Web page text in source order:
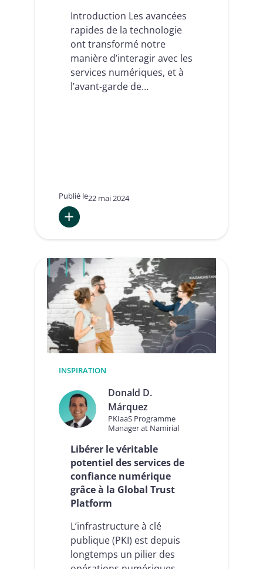
Introduction Les avancées
rapides de la technologie
ont transformé notre
manière d’interagir avec les
services numériques, et à
l’avant-garde de…
Publié le22 mai 2024
L’essor
Services
de
Confiance
Intelligents
INSPIRATION
Donald D.
Márquez
PKIaaS Programme
Manager at Namirial
Libérer le véritable
potentiel des services de
confiance numérique
grâce à la Global Trust
Platform
L’infrastructure à clé
publique (PKI) est depuis
longtemps un pilier des